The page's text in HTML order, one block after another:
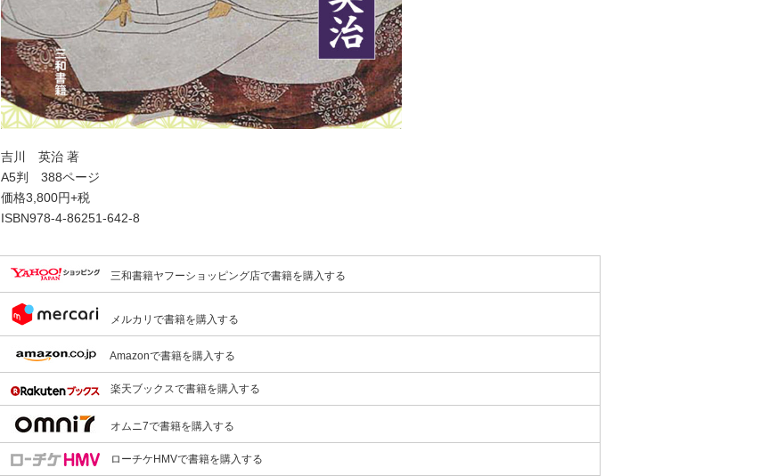
吉川 英治 著
A5判 388ページ
価格3,800円+税
ISBN978-4-86251-642-8
三和書籍ヤフーショッピング店で書籍を購入する
メルカリで書籍を購入する
Amazonで書籍を購入する
楽天ブックスで書籍を購入する
オムニ7で書籍を購入する
ローチケHMVで書籍を購入する